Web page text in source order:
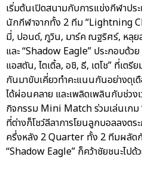
เริ่มต้นเปิดสนามกับการแข่งกีฬาประ
นักกีฬาจากทั้ง 2 ทีม “Lightning
มี่, ปอนด์, ภูวิน, มาร์ค ณฐริศร์, หลุยส์
และ “Shadow Eagle” ประกอบด้ว
แอสตัน, ไตเติ้ล, อชิ, ธี, เตโช” ที่เต
กันมาขับเคี่ยวทำคะแนนกันอย่างดุ
ได้ผ่อนคลาย และเพลิดเพลินกับช่ว
กิจกรรม Mini Match ร่วมเล่นเก
ที่ต่างก็โชว์ลีลาการโยนลูกบอลลงตร
ครึ่งหลัง 2 Quarter ทั้ง 2 ทีมผลัด
“Shadow Eagle” ก็คว้าชัยชนะไป